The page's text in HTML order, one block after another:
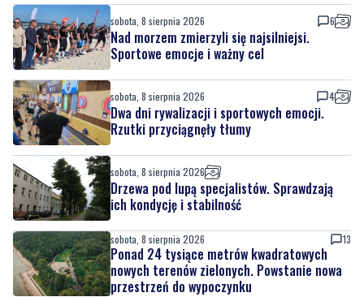
sobota, 8 sierpnia 2026 6
Nad morzem zmierzyli się najsilniejsi.
Sportowe emocje i ważny cel
sobota, 8 sierpnia 2026 4
Dwa dni rywalizacji i sportowych emocji.
Rzutki przyciągnęły tłumy
sobota, 8 sierpnia 2026
Drzewa pod lupą specjalistów. Sprawdzają
ich kondycję i stabilność
sobota, 8 sierpnia 2026 13
Ponad 24 tysiące metrów kwadratowych
nowych terenów zielonych. Powstanie nowa
przestrzeń do wypoczynku